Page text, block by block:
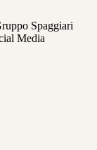
Spaggiari
Media